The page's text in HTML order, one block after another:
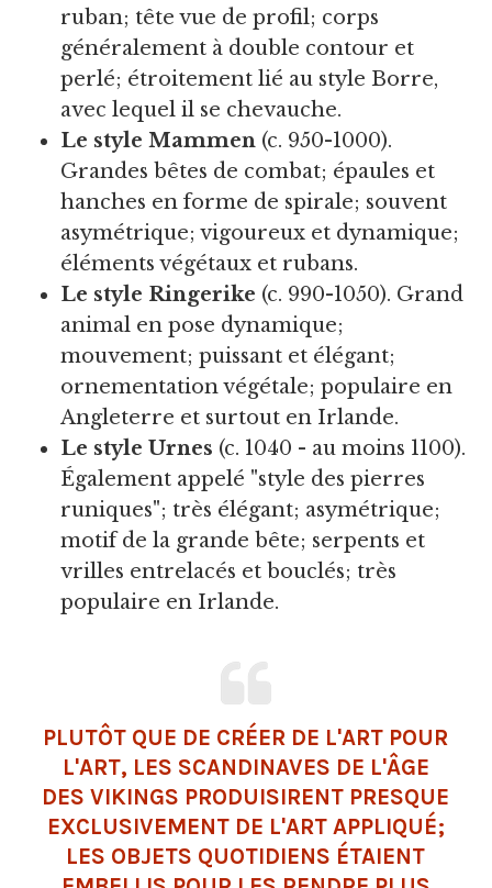
ruban; tête vue de profil; corps
généralement à double contour et
perlé; étroitement lié au style Borre,
avec lequel il se chevauche.
Le style Mammen (c. 950-1000).
Grandes bêtes de combat; épaules et
hanches en forme de spirale; souvent
asymétrique; vigoureux et dynamique;
éléments végétaux et rubans.
Le style Ringerike (c. 990-1050). Grand
animal en pose dynamique;
mouvement; puissant et élégant;
ornementation végétale; populaire en
Angleterre et surtout en Irlande.
Le style Urnes (c. 1040 - au moins 1100).
Également appelé "style des pierres
runiques"; très élégant; asymétrique;
motif de la grande bête; serpents et
vrilles entrelacés et bouclés; très
populaire en Irlande.
PLUTÔT QUE DE CRÉER DE L'ART POUR
L'ART, LES SCANDINAVES DE L'ÂGE
DES VIKINGS PRODUISIRENT PRESQUE
EXCLUSIVEMENT DE L'ART APPLIQUÉ;
LES OBJETS QUOTIDIENS ÉTAIENT